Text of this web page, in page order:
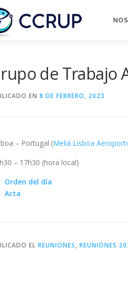
de Trabajo
EN 8 DE FEBRERO, 2023
– Portugal (Meliá Lisboa
– 17h30 (hora local)
Orden del día
Acta
EL REUNIONES, REUNIONES